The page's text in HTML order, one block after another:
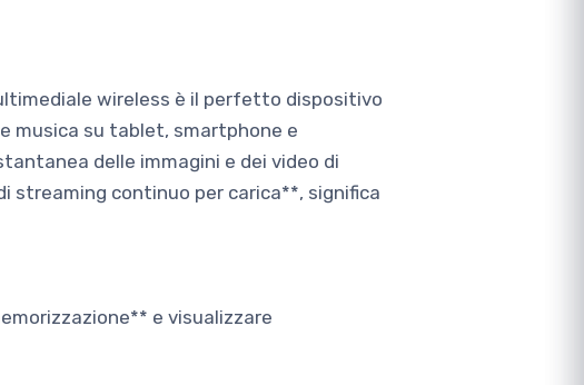
wireless è il perfetto dispositivo
musica su tablet, smartphone e
delle immagini e dei video di
streaming continuo per carica**, significa
e visualizzare